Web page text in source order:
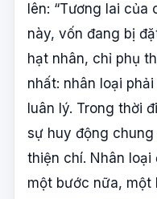
lên: “Tương lai
này, vốn đang bị
hạt nhân, chỉ phụ
nhất: nhân loại
luân lý. Trong thời
sự huy động
thiện chí. Nhân
một bước nữa, một